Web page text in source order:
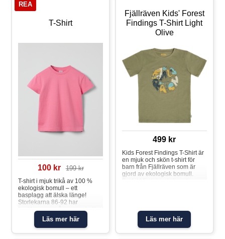
T-Shirt
REA
100 kr 199 kr
Läs mer här
T-shirt i mjuk trikå av 100 %
ekologisk bomull – ett
basplagg att älska länge!
Storlekarna 86-92 har
tryckknappar på ena axeln för
att underlätta klädbyten.
Egenskaper: • YKK-
tryckknapparT-shirt
Fjällräven Kids' Forest
Findings T-Shirt Light
Olive
499 kr
Läs mer här
Kids Forest Findings T-Shirt är
en mjuk och skön t-shirt för
barn från Fjällräven som är
gjord av ekologisk bomull.